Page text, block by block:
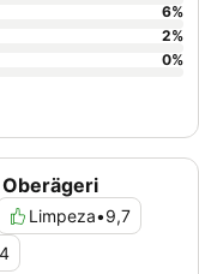
Limpeza•9,7
6%
2%
0%